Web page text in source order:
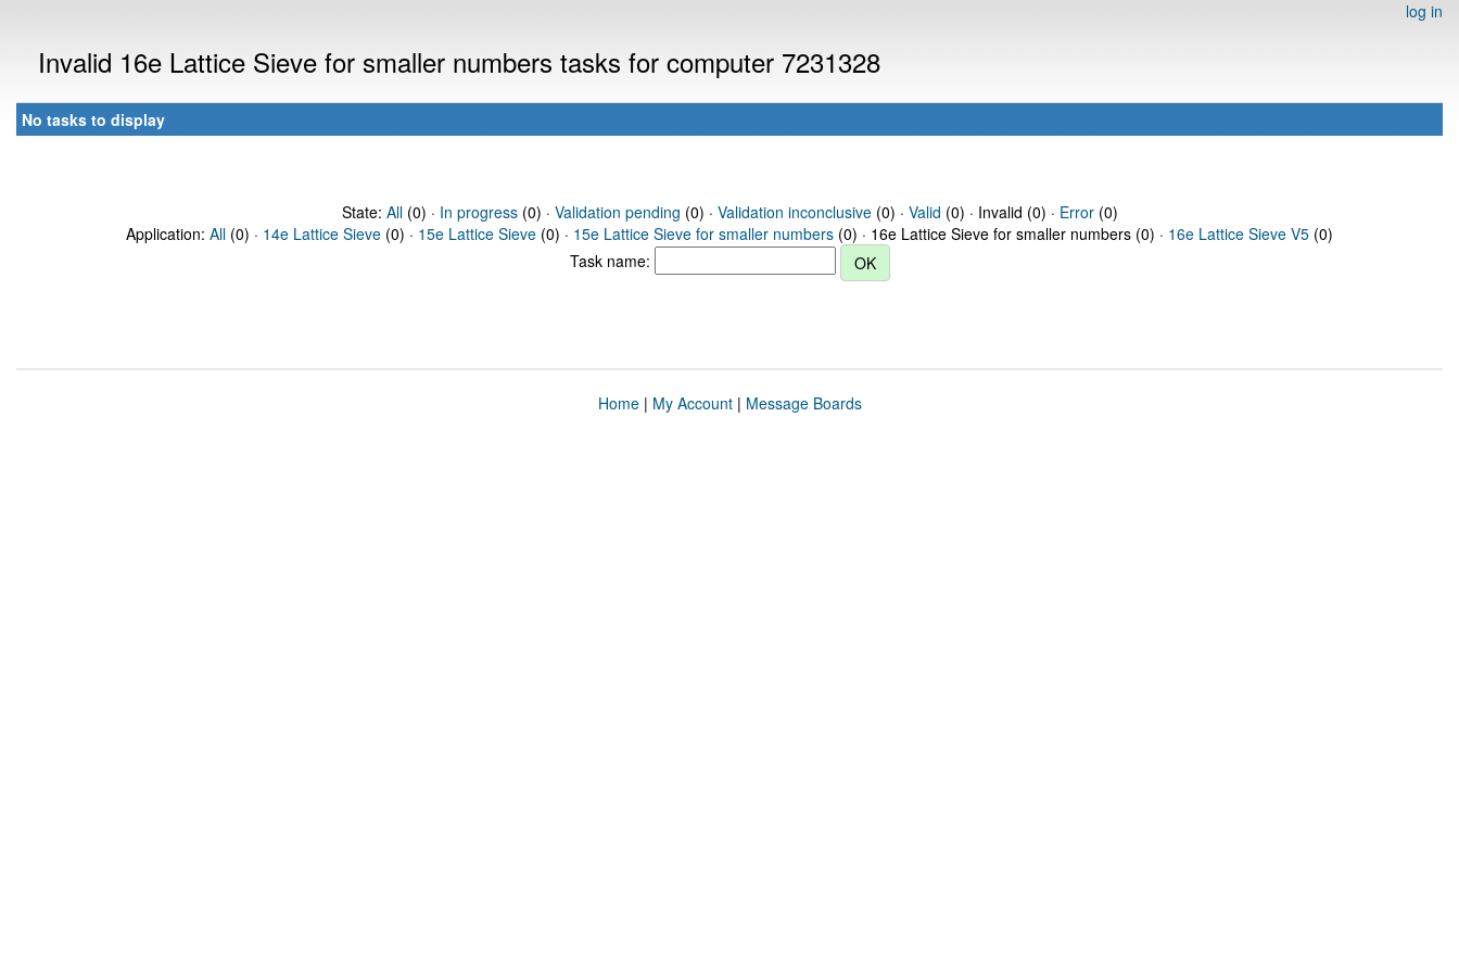
log in
Invalid 16e Lattice Sieve for smaller numbers tasks for computer 7231328
No tasks to display
State: All(0) · In progress(0) · Validation pending (0) · Validation inconclusive(0) · Valid (0) · Invalid (0) · Error(0)
Application: All (0) · 14e Lattice Sieve (0) · 15e Lattice Sieve (0) · 15e Lattice Sieve for smaller numbers (0) · 16e Lattice Sieve for smaller numbers (0) · 16e Lattice Sieve V5 (0)
Task name:
Home| My Account| Message Boards